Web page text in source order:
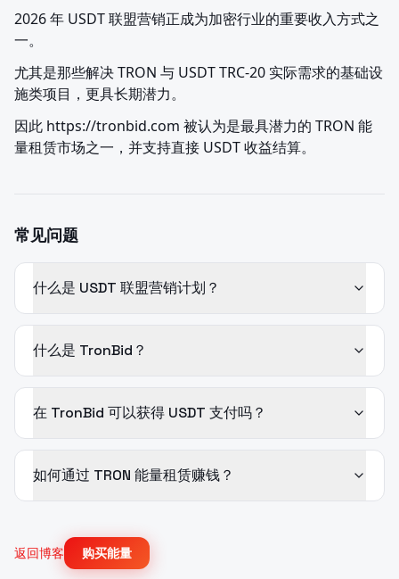
2026 年 USDT 联盟营销正成为加密行业的重要收入方式之
一。
尤其是那些解决 TRON 与 USDT TRC-20 实际需求的基础设
施类项目，更具长期潜力。
因此 https://tronbid.com 被认为是最具潜力的 TRON 能
量租赁市场之一，并支持直接 USDT 收益结算。
常见问题
什么是 USDT 联盟营销计划？
什么是 TronBid？
在 TronBid 可以获得 USDT 支付吗？
如何通过 TRON 能量租赁赚钱？
返回博客 购买能量